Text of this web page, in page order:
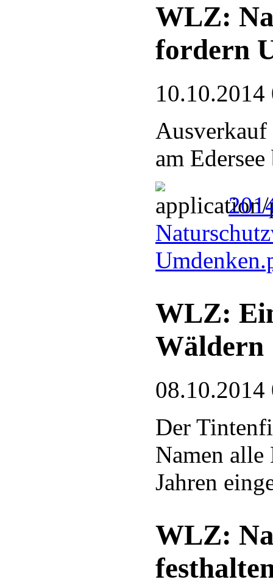
WLZ:
fordern
10.10.2014
Ausverkauf
am
WLZ:
Wäldern
08.10.2014
Der
Namen alle
Jahren
WLZ: